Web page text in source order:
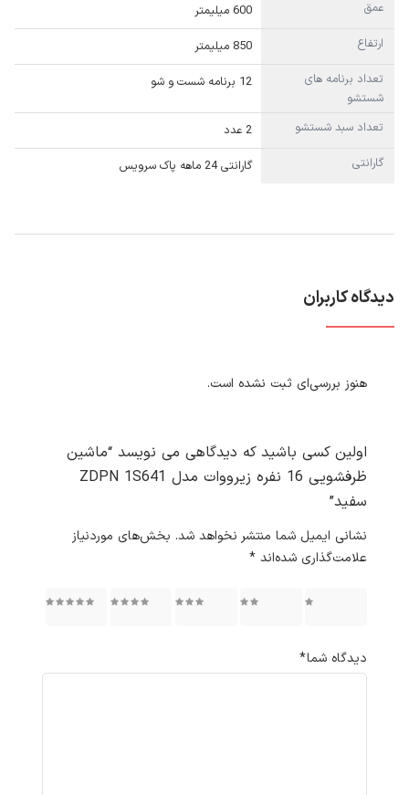
عمق
600 میلیمتر
ارتفاع
850 میلیمتر
تعداد برنامه های
شستشو
12 برنامه شست و شو
تعداد سبد شستشو
2 عدد
گارانتی
گارانتی 24 ماهه پاک سرویس
دیدگاه کاربران
هنوز بررسی‌ای ثبت نشده است.
اولین کسی باشید که دیدگاهی می نویسد “ماشین
ظرفشویی 16 نفره زیرووات مدل ZDPN 1S641
سفید”
نشانی ایمیل شما منتشر نخواهد شد. بخش‌های موردنیاز
علامت‌گذاری شده‌اند *
۳ از ۵ ۴ از ۵ ۵ از ۵
دیدگاه شما*